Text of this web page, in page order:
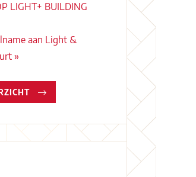
LIGHT+ BUILDING
aan Light &
»